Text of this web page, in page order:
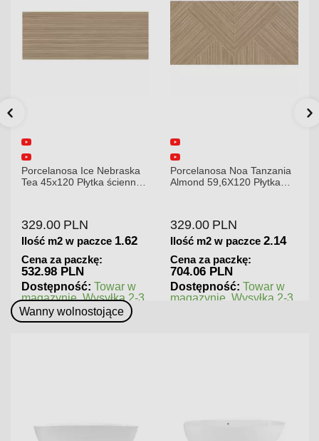
Porcelanosa Noa Tanzania
Almond 59,6X120 Płytka
329.00 PLN
Ilość m2 w paczce 2.14
Cena za paczkę:
704.06 PLN
Dostępność: Towar w
magazynie. Wysyłka 2-3
dni.
Porcelanosa Karachi Grey
120x120x8,5mm płytka
379.00 PLN
Ilość m2 w paczce 1.44
Cena za paczkę:
545.76 PLN
Dostępność: Towar w
magazynie. Wysyłka 2-3
Wanny wolnostojące